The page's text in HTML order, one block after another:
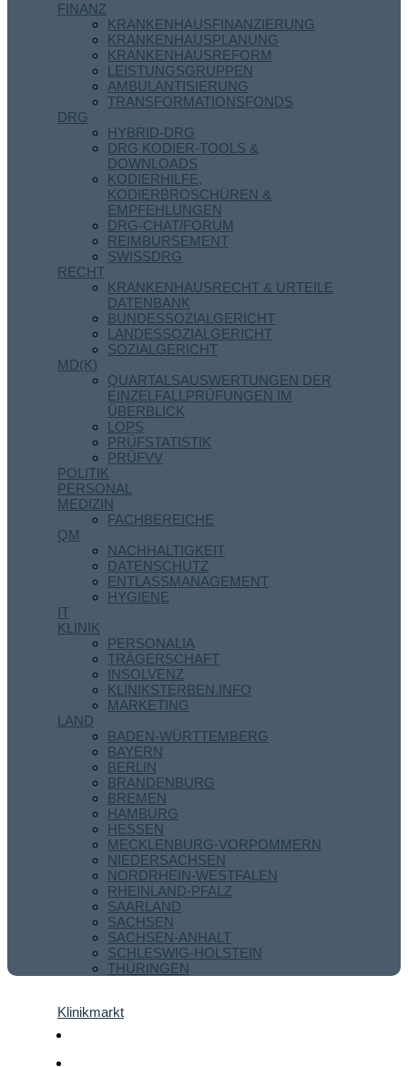
FINANZ
KRANKENHAUSFINANZIERUNG
KRANKENHAUSPLANUNG
KRANKENHAUSREFORM
LEISTUNGSGRUPPEN
AMBULANTISIERUNG
TRANSFORMATIONSFONDS
DRG
HYBRID-DRG
DRG KODIER-TOOLS &
DOWNLOADS
KODIERHILFE,
KODIERBROSCHÜREN &
EMPFEHLUNGEN
DRG-CHAT/FORUM
REIMBURSEMENT
SWISSDRG
RECHT
KRANKENHAUSRECHT & URTEILE
DATENBANK
BUNDESSOZIALGERICHT
LANDESSOZIALGERICHT
SOZIALGERICHT
MD(K)
QUARTALSAUSWERTUNGEN DER
EINZELFALLPRÜFUNGEN IM
ÜBERBLICK
LOPS
PRÜFSTATISTIK
PRÜFVV
POLITIK
PERSONAL
MEDIZIN
FACHBEREICHE
QM
NACHHALTIGKEIT
DATENSCHUTZ
ENTLASSMANAGEMENT
HYGIENE
IT
KLINIK
PERSONALIA
TRÄGERSCHAFT
INSOLVENZ
KLINIKSTERBEN.INFO
MARKETING
LAND
BADEN-WÜRTTEMBERG
BAYERN
BERLIN
BRANDENBURG
BREMEN
HAMBURG
HESSEN
MECKLENBURG-VORPOMMERN
NIEDERSACHSEN
NORDRHEIN-WESTFALEN
RHEINLAND-PFALZ
SAARLAND
SACHSEN
SACHSEN-ANHALT
SCHLESWIG-HOLSTEIN
THÜRINGEN
Klinikmarkt